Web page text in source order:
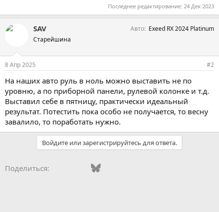
Последнее редактирование: 24 Дек 2023
SAV
Старейшина
Авто Exeed RX 2024 Platinum
8 Апр 2025 #2
На наших авто руль в ноль можно выставить не по
уровню, а по приборной панели, рулевой колонке и т.д.
Выставил себе в пятницу, практически идеальный
результат. Потестить пока особо не получается, то весну
завалило, то поработать нужно.
Войдите или зарегистрируйтесь для ответа.
Поделиться: Vkontakte
FacebookBluesky